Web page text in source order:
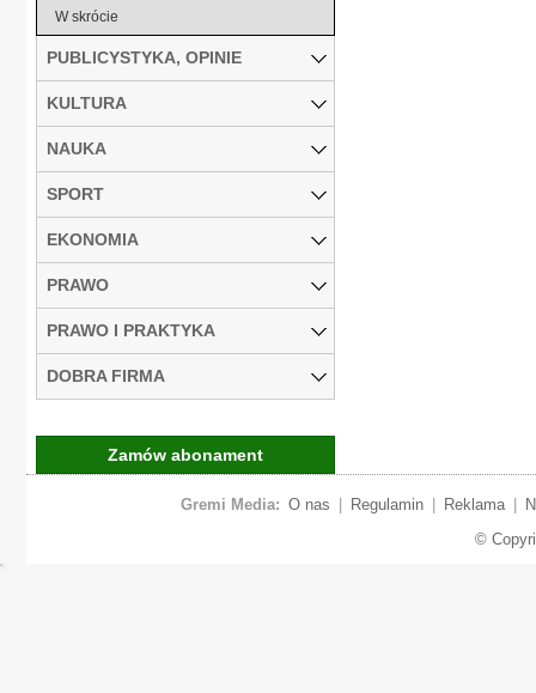
W skrócie
PUBLICYSTYKA, OPINIE
KULTURA
NAUKA
SPORT
EKONOMIA
PRAWO
PRAWO I PRAKTYKA
DOBRA FIRMA
Zamów abonament
Gremi Media: O nas Regulamin Reklama
©